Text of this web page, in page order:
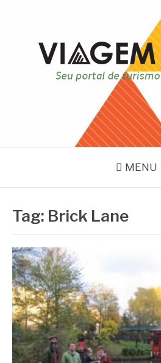
VIAGEM VIVA
Seu portal de turismo sustentável
MENU
Tag: Brick Lane